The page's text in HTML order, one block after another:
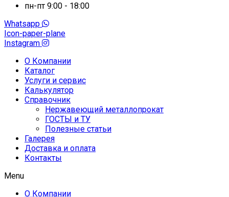
пн-пт 9:00 - 18:00
Whatsapp
Icon-paper-plane
Instagram
О Компании
Каталог
Услуги и сервис
Калькулятор
Справочник
Нержавеющий металлопрокат
ГОСТЫ и ТУ
Полезные статьи
Галерея
Доставка и оплата
Контакты
Menu
О Компании